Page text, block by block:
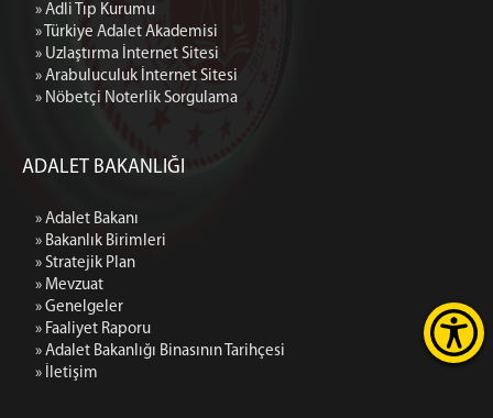
» Adli Tıp Kurumu
» Türkiye Adalet Akademisi
» Uzlaştırma İnternet Sitesi
» Arabuluculuk İnternet Sitesi
» Nöbetçi Noterlik Sorgulama
ADALET BAKANLIĞI
» Adalet Bakanı
» Bakanlık Birimleri
» Stratejik Plan
» Mevzuat
» Genelgeler
» Faaliyet Raporu
» Adalet Bakanlığı Binasının Tarihçesi
» İletişim